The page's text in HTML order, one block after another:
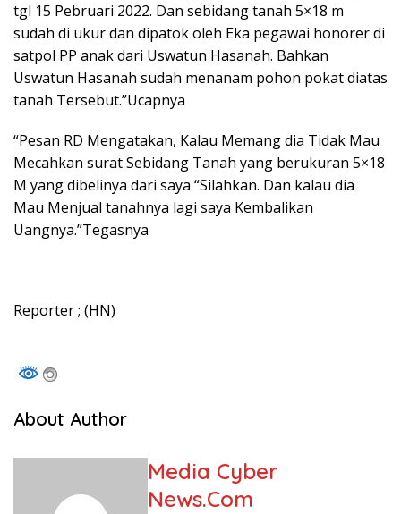
tgl 15 Pebruari 2022. Dan sebidang tanah 5×18 m
sudah di ukur dan dipatok oleh Eka pegawai honorer di
satpol PP anak dari Uswatun Hasanah. Bahkan
Uswatun Hasanah sudah menanam pohon pokat diatas
tanah Tersebut.”Ucapnya
“Pesan RD Mengatakan, Kalau Memang dia Tidak Mau
Mecahkan surat Sebidang Tanah yang berukuran 5×18
M yang dibelinya dari saya “Silahkan. Dan kalau dia
Mau Menjual tanahnya lagi saya Kembalikan
Uangnya.”Tegasnya
Reporter ; (HN)
About Author
Media Cyber
News.Com